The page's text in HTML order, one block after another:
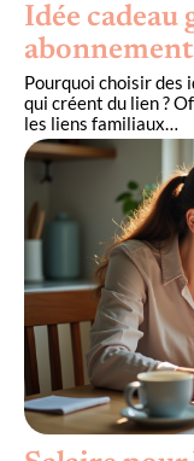
Idée
Pourquoi choisir des
qui créent du lien ?
les liens familiaux…